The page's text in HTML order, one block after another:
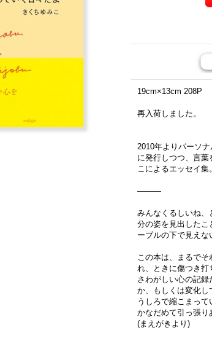
19cm×13cm 208P
再入荷しました。
2010年よりパーソ
に発行しつつ、言
こによるエッセイ集。
―――
みんなくるしいね、
分の姿を見出したこ
ーブルの下で見えな
この本は、まるで
れ、ときに傷つき打
さわがしい心の記
か、もしくは変化し
うしろで縮こまっ
かなだめて引っ張り
(まえがきより)